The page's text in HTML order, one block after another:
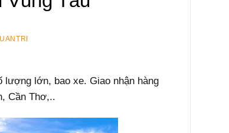
lượng lớn, bao xe. Giao nhận hàng
Cần Thơ,..